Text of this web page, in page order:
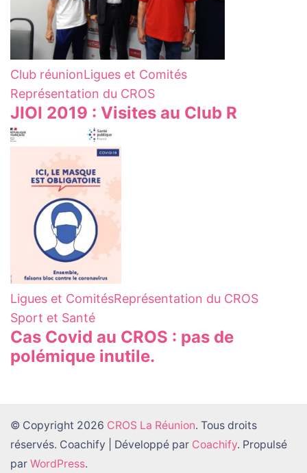
Club réunionLigues et Comités
Représentation du CROS
JIOI 2019 : Visites au Club R
Ligues et ComitésReprésentation du CROS
Sport et Santé
Cas Covid au CROS : pas de
polémique inutile.
© Copyright 2026 CROS La Réunion. Tous droits
réservés. Coachify | Développé par Coachify. Propulsé
par WordPress.